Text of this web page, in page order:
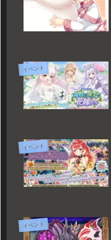
イベント
イベント
イベント